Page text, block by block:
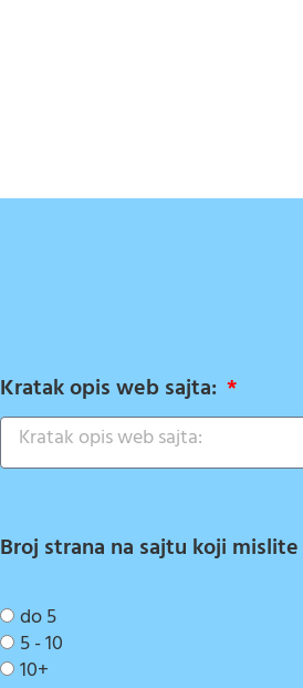
Kratak opis web sajta:
Broj strana na sajtu koji
do 5
5 - 10
10+